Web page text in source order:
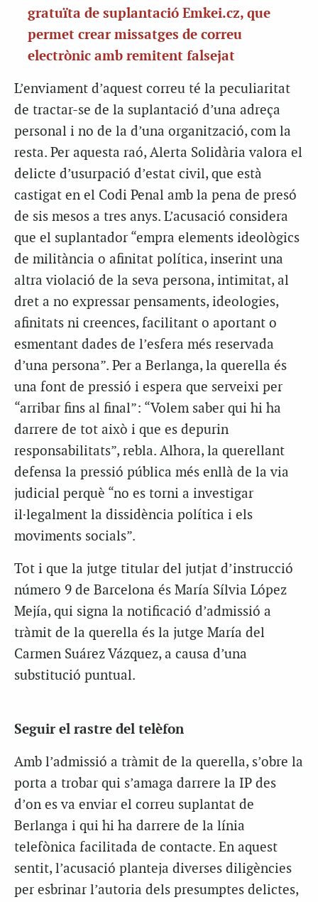
gratuïta de suplantació Emkei.cz, que
permet crear missatges de correu
electrònic amb remitent falsejat
L’enviament d’aquest correu té la peculiaritat
de tractar-se de la suplantació d’una adreça
personal i no de la d’una organització, com la
resta. Per aquesta raó, Alerta Solidària valora el
delicte d’usurpació d’estat civil, que està
castigat en el Codi Penal amb la pena de presó
de sis mesos a tres anys. L’acusació considera
que el suplantador “empra elements ideològics
de militància o afinitat política, inserint una
altra violació de la seva persona, intimitat, al
dret a no expressar pensaments, ideologies,
afinitats ni creences, facilitant o aportant o
esmentant dades de l’esfera més reservada
d’una persona”. Per a Berlanga, la querella és
una font de pressió i espera que serveixi per
“arribar fins al final”: “Volem saber qui hi ha
darrere de tot això i que es depurin
responsabilitats”, rebla. Alhora, la querellant
defensa la pressió pública més enllà de la via
judicial perquè “no es torni a investigar
il·legalment la dissidència política i els
moviments socials”.
Tot i que la jutge titular del jutjat d’instrucció
número 9 de Barcelona és María Sílvia López
Mejía, qui signa la notificació d’admissió a
tràmit de la querella és la jutge María del
Carmen Suárez Vázquez, a causa d’una
substitució puntual.
Seguir el rastre del telèfon
Amb l’admissió a tràmit de la querella, s’obre la
porta a trobar qui s’amaga darrere la IP des
d’on es va enviar el correu suplantat de
Berlanga i qui hi ha darrere de la línia
telefònica facilitada de contacte. En aquest
sentit, l’acusació planteja diverses diligències
per esbrinar l’autoria dels presumptes delictes,